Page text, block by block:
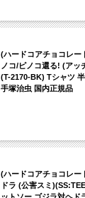
(ハードコアチョコレ
ノコ/ピノコ還る! (アッ
(T-2170-BK) Tシャツ
手塚治虫 国内正規品
(ハードコアチョコレ
ドラ (公害スミ